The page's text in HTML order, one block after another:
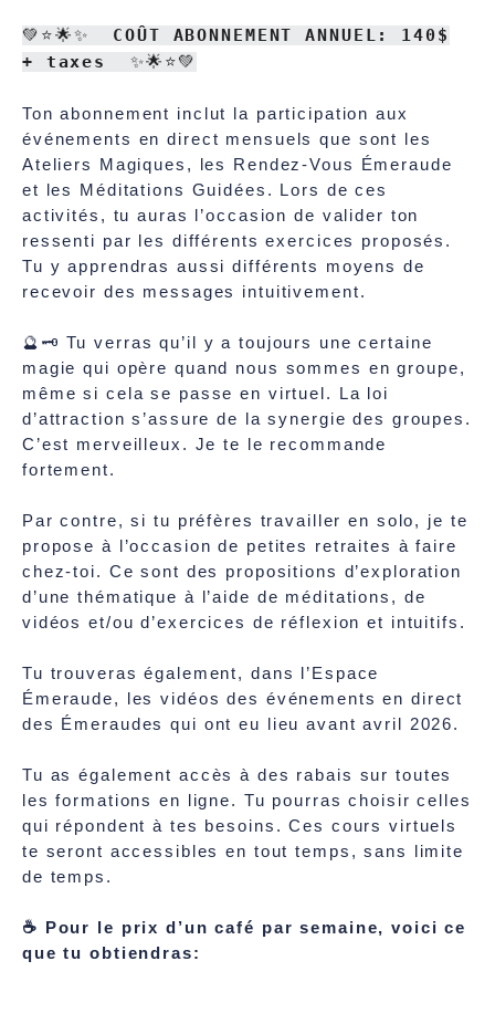
💚⭐🌟✨ COÛT ABONNEMENT ANNUEL: 140$
+ taxes ✨🌟⭐💚
Ton abonnement inclut la participation aux
événements en direct mensuels que sont les
Ateliers Magiques, les Rendez-Vous Émeraude
et les Méditations Guidées. Lors de ces
activités, tu auras l’occasion de valider ton
ressenti par les différents exercices proposés.
Tu y apprendras aussi différents moyens de
recevoir des messages intuitivement.
🔮🗝️ Tu verras qu’il y a toujours une certaine
magie qui opère quand nous sommes en groupe,
même si cela se passe en virtuel. La loi
d’attraction s’assure de la synergie des groupes.
C’est merveilleux. Je te le recommande
fortement.
Par contre, si tu préfères travailler en solo, je te
propose à l’occasion de petites retraites à faire
chez-toi. Ce sont des propositions d’exploration
d’une thématique à l’aide de méditations, de
vidéos et/ou d’exercices de réflexion et intuitifs.
Tu trouveras également, dans l’Espace
Émeraude, les vidéos des événements en direct
des Émeraudes qui ont eu lieu avant avril 2026.
Tu as également accès à des rabais sur toutes
les formations en ligne. Tu pourras choisir celles
qui répondent à tes besoins. Ces cours virtuels
te seront accessibles en tout temps, sans limite
de temps.
☕ Pour le prix d’un café par semaine, voici ce
que tu obtiendras: